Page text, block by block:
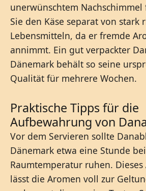
unerwünschtem
Sie den Käse separat von stark
Lebensmitteln, da er fremde
annimmt. Ein gut verpackter
Dänemark behält so seine
Qualität für mehrere Wochen.
Praktische Tipps für die
Aufbewahrung von
Vor dem Servieren sollte
Dänemark etwa eine Stunde bei
Raumtemperatur ruhen.
lässt die Aromen voll zur